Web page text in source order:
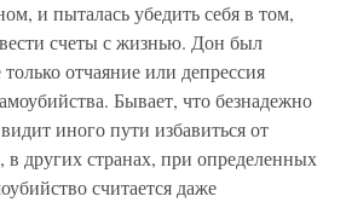
и пыталась убедить себя в том,
счеты с жизнью. Дон был
отчаяние или депрессия
Бывает, что безнадежно
иного пути избавиться от
в других странах, при определенных
считается даже